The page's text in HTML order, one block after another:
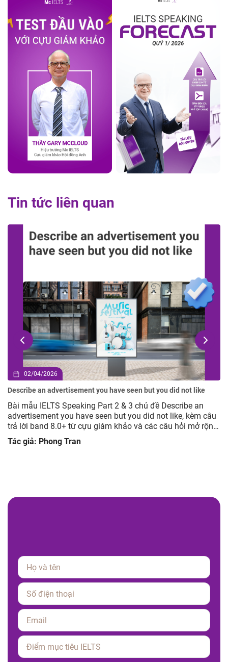
Tin tức liên quan
02/04/2026
Describe an advertisement you have seen but you did not like
Bài mẫu IELTS Speaking Part 2 & 3 chủ đề Describe an
advertisement you have seen but you did not like, kèm câu
trả lời band 8.0+ từ cựu giám khảo và các câu hỏi mở rộng
giúp luyện tập hiệu quả.
Tác giả: Phong Tran
Please leave this field empty.